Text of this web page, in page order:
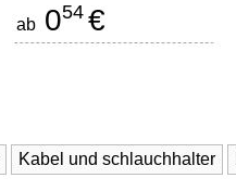
ab 054 €
Kabel und schlauchhalter